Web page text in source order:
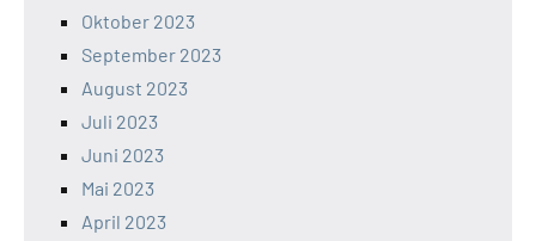
Oktober 2023
September 2023
August 2023
Juli 2023
Juni 2023
Mai 2023
April 2023